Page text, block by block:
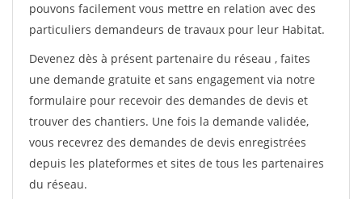
pouvons facilement vous mettre en relation avec des
particuliers demandeurs de travaux pour leur Habitat.
Devenez dès à présent partenaire du réseau , faites
une demande gratuite et sans engagement via notre
formulaire pour recevoir des demandes de devis et
trouver des chantiers. Une fois la demande validée,
vous recevrez des demandes de devis enregistrées
depuis les plateformes et sites de tous les partenaires
du réseau.